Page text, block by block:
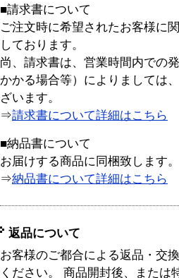
■請求書について
ご注文時に希望されたお客様に
しております。
尚、請求書は、営業時間内での
かかる場合等）によりましては
ざいます。
⇒請求書について詳細はこちら
■納品書について
お届けする商品に同梱致します。
⇒納品書について詳細はこちら
返品について
お客様のご都合による返品・交
ください。 商品開封後、または